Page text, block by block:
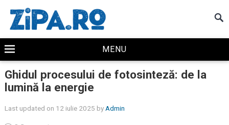
MENU
Ghidul procesului de fotosinteză: de la
lumină la energie
Last updated on 12 iulie 2025 by Admin